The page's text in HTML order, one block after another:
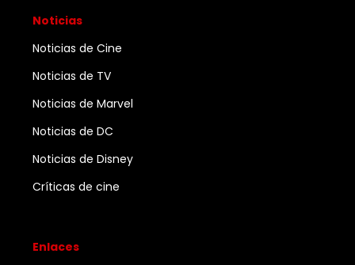
Noticias
Noticias de Cine
Noticias de TV
Noticias de Marvel
Noticias de DC
Noticias de Disney
Críticas de cine
Enlaces